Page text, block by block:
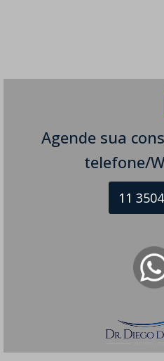
Agende sua
telefone/
11